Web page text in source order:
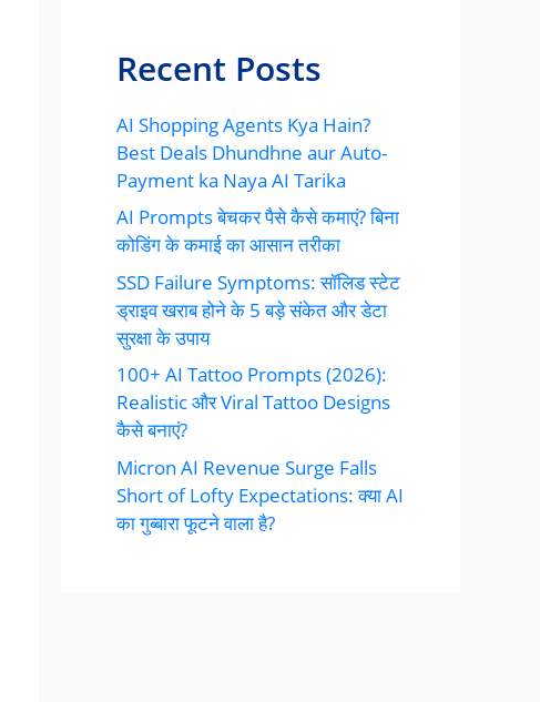
Recent Posts
AI Shopping Agents Kya Hain?
Best Deals Dhundhne aur Auto-
Payment ka Naya AI Tarika
AI Prompts बेचकर पैसे कैसे कमाएं? बिना
कोडिंग के कमाई का आसान तरीका
SSD Failure Symptoms: सॉलिड स्टेट
ड्राइव खराब होने के 5 बड़े संकेत और डेटा
सुरक्षा के उपाय
100+ AI Tattoo Prompts (2026):
Realistic और Viral Tattoo Designs
कैसे बनाएं?
Micron AI Revenue Surge Falls
Short of Lofty Expectations: क्या AI
का गुब्बारा फूटने वाला है?